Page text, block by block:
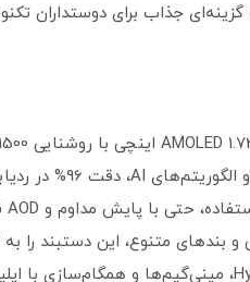
جذاب برای دوستداران
بندهای متنوع، این دستبند را